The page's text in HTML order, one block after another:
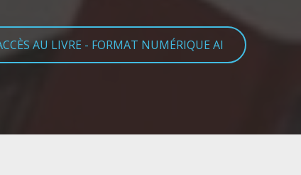
AU LIVRE - FORMAT NUMÉRIQUE AI